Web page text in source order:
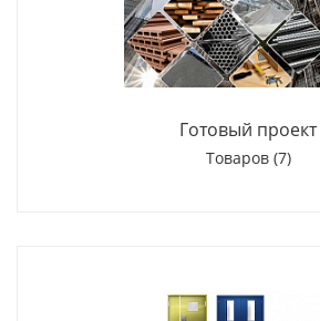
Готовый проект
Товаров (7)